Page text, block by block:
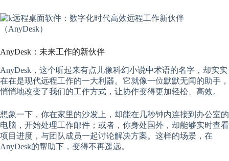
AnyDesk：未来工作的新伙伴
AnyDesk，这个听起来有点儿像科幻小说中术语的名字，却实实
在在是现代远程工作的一大利器。它就像一位默默无闻的助手，
悄悄地改变了我们的工作方式，让协作变得更加轻松、高效。
想象一下，你在家里的沙发上，却能在几秒钟内连接到办公室的
电脑，开始处理工作邮件；或者，你身处国外，却能够实时查看
项目进度，与团队成员一起讨论解决方案。这样的场景，在
AnyDesk的帮助下，变得不再遥远。